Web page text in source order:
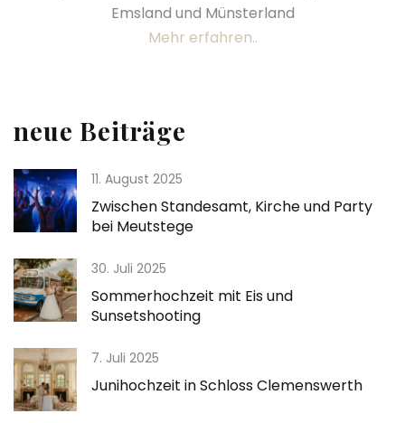
Emsland und Münsterland
Mehr erfahren..
neue Beiträge
11. August 2025
Zwischen Standesamt, Kirche und Party
bei Meutstege
30. Juli 2025
Sommerhochzeit mit Eis und
Sunsetshooting
7. Juli 2025
Junihochzeit in Schloss Clemenswerth